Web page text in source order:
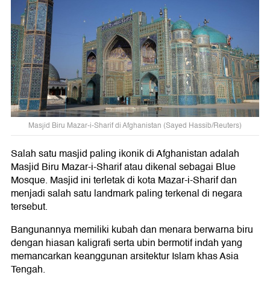
Masjid Biru Mazar-i-Sharif di Afghanistan (Sayed Hassib/Reuters)
Salah satu masjid paling ikonik di Afghanistan adalah
Masjid Biru Mazar-i-Sharif atau dikenal sebagai Blue
Mosque. Masjid ini terletak di kota Mazar-i-Sharif dan
menjadi salah satu landmark paling terkenal di negara
tersebut.
Bangunannya memiliki kubah dan menara berwarna biru
dengan hiasan kaligrafi serta ubin bermotif indah yang
memancarkan keanggunan arsitektur Islam khas Asia
Tengah.